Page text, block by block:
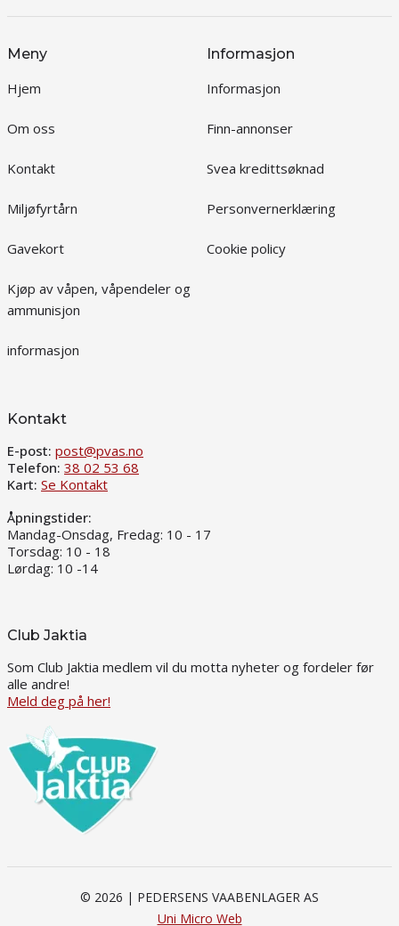
Meny
Hjem
Om oss
Kontakt
Miljøfyrtårn
Gavekort
Kjøp av våpen, våpendeler og
ammunisjon
informasjon
Informasjon
Informasjon
Finn-annonser
Svea kredittsøknad
Personvernerklæring
Cookie policy
Kontakt
E-post: post@pvas.no
Telefon: 38 02 53 68
Kart: Se Kontakt
Åpningstider:
Mandag-Onsdag, Fredag: 10 - 17
Torsdag: 10 - 18
Lørdag: 10 -14
Club Jaktia
Som Club Jaktia medlem vil du motta nyheter og fordeler før
alle andre!
Meld deg på her!
© 2026 | PEDERSENS VAABENLAGER AS
Uni Micro Web